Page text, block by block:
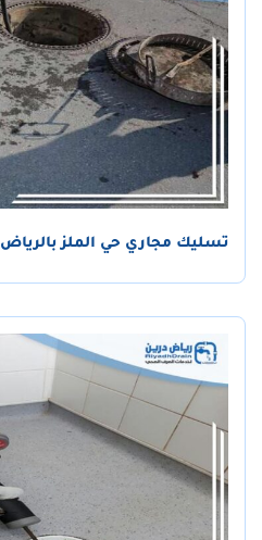
تسليك مجاري حي الملز بالرياض